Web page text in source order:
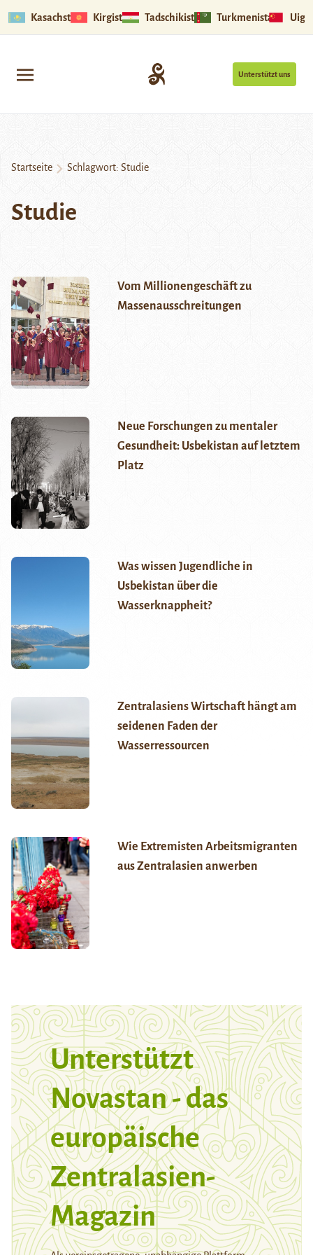
Kasachstan Kirgistan Tadschikistan Turkmenistan
Unterstützt uns
Startseite Schlagwort: Studie
Studie
Vom Millionengeschäft zu
Massenausschreitungen
Neue Forschungen zu mentaler
Gesundheit: Usbekistan auf letztem
Platz
Was wissen Jugendliche in
Usbekistan über die
Wasserknappheit?
Zentralasiens Wirtschaft hängt am
seidenen Faden der
Wasserressourcen
Wie Extremisten Arbeitsmigranten
aus Zentralasien anwerben
Unterstützt
Novastan - das
europäische
Zentralasien-
Magazin